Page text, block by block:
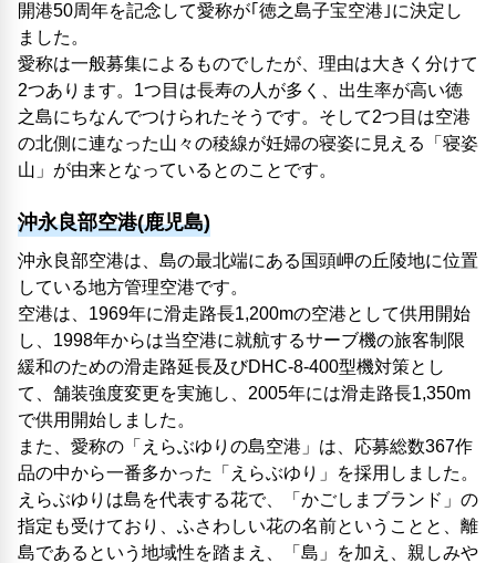
開港50周年を記念して愛称が｢徳之島子宝空港｣に決定し
ました。
愛称は一般募集によるものでしたが、理由は大きく分けて
2つあります。1つ目は長寿の人が多く、出生率が高い徳
之島にちなんでつけられたそうです。そして2つ目は空港
の北側に連なった山々の稜線が妊婦の寝姿に見える「寝姿
山」が由来となっているとのことです。
沖永良部空港(鹿児島)
沖永良部空港は、島の最北端にある国頭岬の丘陵地に位置
している地方管理空港です。
空港は、1969年に滑走路長1,200mの空港として供用開始
し、1998年からは当空港に就航するサーブ機の旅客制限
緩和のための滑走路延長及びDHC-8-400型機対策とし
て、舗装強度変更を実施し、2005年には滑走路長1,350m
で供用開始しました。
また、愛称の「えらぶゆりの島空港」は、応募総数367作
品の中から一番多かった「えらぶゆり」を採用しました。
えらぶゆりは島を代表する花で、「かごしまブランド」の
指定も受けており、ふさわしい花の名前ということと、離
島であるという地域性を踏まえ、「島」を加え、親しみや